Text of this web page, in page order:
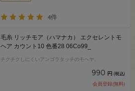
4件
毛糸 リッチモア（ハマナカ） エクセレントモ
ヘア カウント10 色番28 06Co99_
チクチクしにくいアンゴラタッチのモヘヤ。
990 円 (税込)
会員登録(無料)